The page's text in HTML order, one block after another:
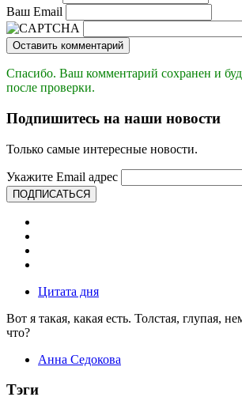
Ваш Email
Оставить комментарий
Спасибо. Ваш комментарий сохранен и
после проверки.
Подпишитесь на наши новости
Только самые интересные новости.
Укажите Email адрес
ПОДПИСАТЬСЯ
Цитата дня
Вот я такая, какая есть. Толстая, глупая,
что?
Анна Седокова
Тэги